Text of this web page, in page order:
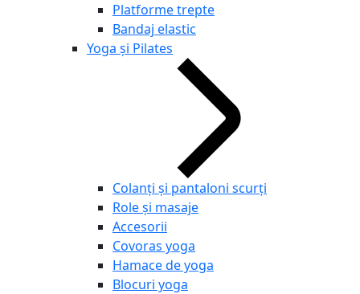
Platforme trepte
Bandaj elastic
Yoga și Pilates
Colanți și pantaloni scurți
Role și masaje
Accesorii
Covoras yoga
Hamace de yoga
Blocuri yoga